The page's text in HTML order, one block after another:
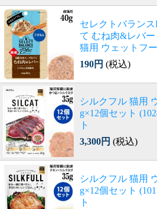
セレクトバラン
て むね肉&レバー
猫用 ウェットフ
190円 (税込)
シルクフル 猫用
g×12個セット
ト
3,300円 (税込)
シルクフル 猫用
g×12個セット
ト